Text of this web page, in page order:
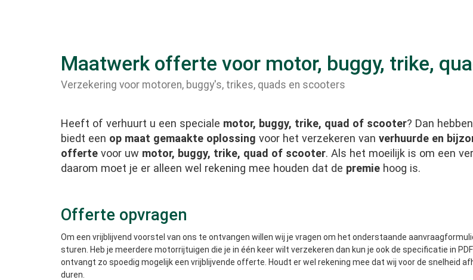
Maatwerk offerte voor motor, buggy, trike,
Verzekering voor motoren, buggy's, trikes, quads en scooters
Heeft of verhuurt u een speciale motor, buggy, trike, quad of scooter? Dan
biedt een op maat gemaakte oplossing voor het verzekeren van verhuurde en
offerte voor uw motor, buggy, trike, quad of scooter. Als het moeilijk is om een
daarom moet je er alleen wel rekening mee houden dat de premie hoog is.
Offerte opvragen
Om een vrijblijvend voorstel van ons te ontvangen willen wij je vragen om het onderstaande
sturen. Heb je meerdere motorrijtuigen die je in één keer wilt verzekeren dan kun je ook de specificatie in
ontvangt zo spoedig mogelijk een vrijblijvende offerte. Houdt er wel rekening mee dat wij voor de snelheid
duren.